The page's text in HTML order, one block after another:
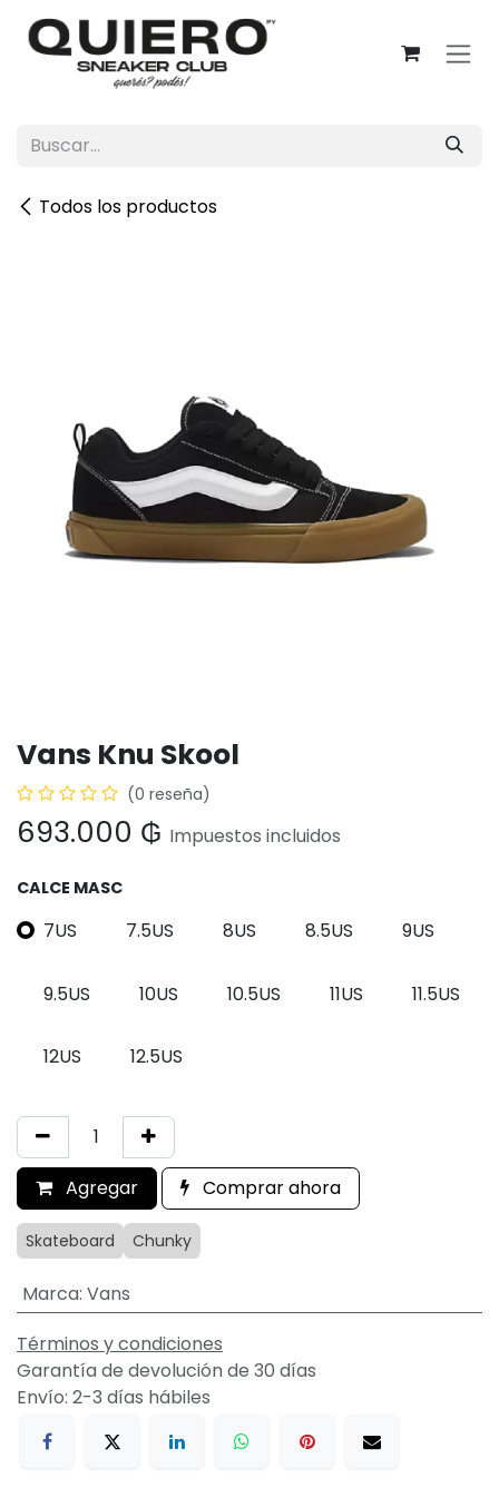
Ir al contenido
Todos los productos
Vans Knu Skool
(0 reseña)
693.000 ₲ Impuestos incluidos
CALCE MASC
7US 7.5US 8US 8.5US 9US
9.5US 10US 10.5US 11US 11.5US
12US 12.5US
Agregar Comprar ahora
Skateboard Chunky
Marca: Vans
Términos y condiciones
Garantía de devolución de 30 días
Envío: 2-3 días hábiles